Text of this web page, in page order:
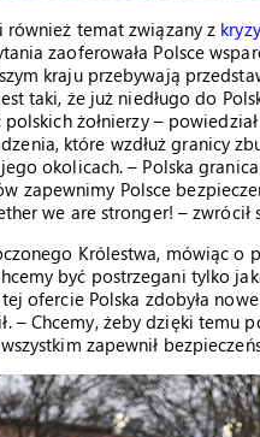
również temat związany z
zaoferowała Polsce
kraju przebywają
taki, że już niedługo do
żołnierzy –
które wzdłuż granicy
okolicach. – Polska
zapewnimy Polsce
we are stronger! –
Królestwa, mówiąc o
być postrzegani tylko
ofercie Polska zdobyła
– Chcemy, żeby dzięki temu
zapewnił